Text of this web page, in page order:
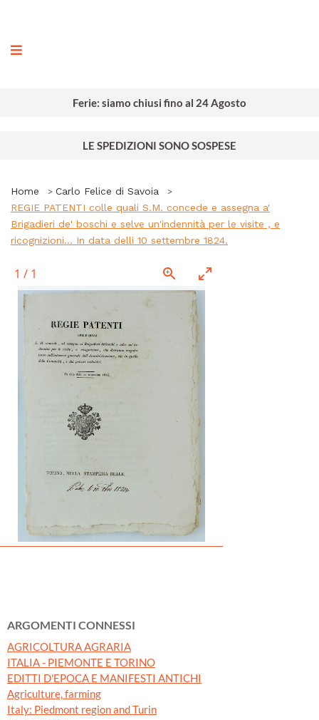
Ferie: siamo chiusi fino al 24 Agosto
LE SPEDIZIONI SONO SOSPESE
Home
Carlo Felice di Savoia
REGIE PATENTI colle quali S.M. concede e assegna a'
Brigadieri de' boschi e selve un'indennità per le visite , e
ricognizioni... In data delli 10 settembre 1824.
1 / 1
ARGOMENTI CONNESSI
AGRICOLTURA AGRARIA
ITALIA - PIEMONTE E TORINO
EDITTI D'EPOCA E MANIFESTI ANTICHI
Agriculture, farming
Italy: Piedmont region and Turin